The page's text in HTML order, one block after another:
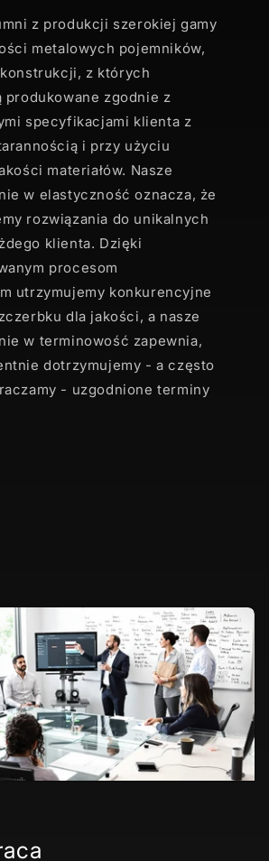
z produkcji szerokiej gamy
metalowych pojemników,
z których
produkowane zgodnie z
specyfikacjami klienta z
i przy użyciu
materiałów. Nasze
w elastyczność oznacza, że
rozwiązania do unikalnych
klienta. Dzięki
procesom
utrzymujemy konkurencyjne
dla jakości, a nasze
w terminowość zapewnia,
dotrzymujemy - a często
- uzgodnione terminy